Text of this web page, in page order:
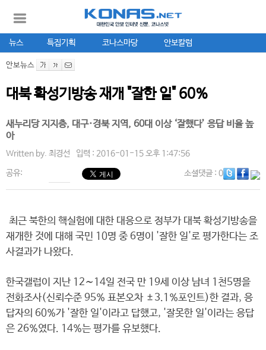
뉴스 특집기획 코나스마당 안보칼럼
안보뉴스
대북 확성기방송 재개 "잘한 일" 60%
새누리당 지지층, 대구·경북 지역, 60대 이상 ‘잘했다’ 응답 비율 높
아
Written by. 최경선 입력 : 2016-01-15 오후 1:47:56
공유: 소셜댓글: 0
최근 북한의 핵실험에 대한 대응으로 정부가 대북 확성기방송을
재개한 것에 대해 국민 10명 중 6명이 '잘한 일'로 평가한다는 조
사결과가 나왔다.
한국갤럽이 지난 12∼14일 전국 만 19세 이상 남녀 1천5명을
전화조사(신뢰수준 95% 표본오차 ±3.1%포인트)한 결과, 응
답자의 60%가 '잘한 일'이라고 답했고, '잘못한 일'이라는 응답
은 26%였다. 14%는 평가를 유보했다.